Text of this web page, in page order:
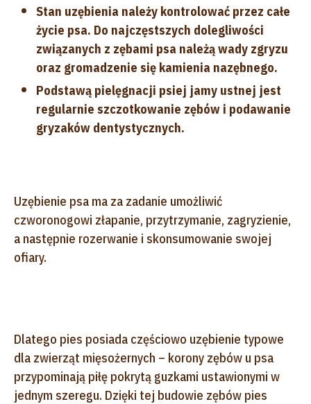
Stan uzębienia należy kontrolować przez całe
życie psa. Do najczęstszych dolegliwości
związanych z zębami psa należą wady zgryzu
oraz gromadzenie się kamienia nazębnego.
Podstawą pielęgnacji psiej jamy ustnej jest
regularnie szczotkowanie zębów i podawanie
gryzaków dentystycznych.
Uzębienie psa ma za zadanie umożliwić
czworonogowi złapanie, przytrzymanie, zagryzienie,
a następnie rozerwanie i skonsumowanie swojej
ofiary.
Dlatego pies posiada częściowo uzębienie typowe
dla zwierząt mięsożernych – korony zębów u psa
przypominają piłę pokrytą guzkami ustawionymi w
jednym szeregu. Dzięki tej budowie zębów pies